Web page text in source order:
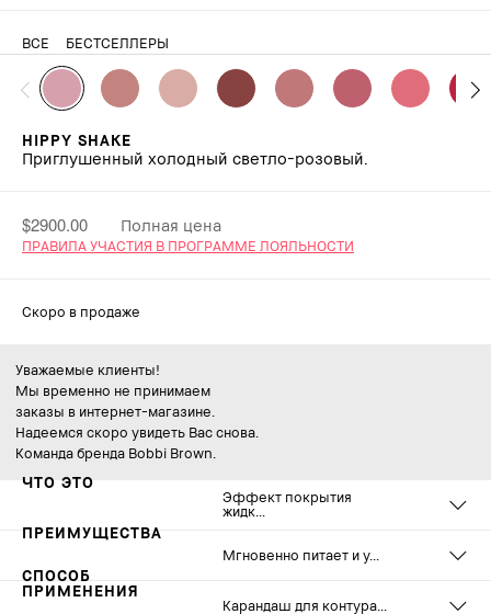
ВСЕ БЕСТСЕЛЛЕРЫ
HIPPY SHAKE
Приглушенный холодный светло-розовый.
$2900.00 Полная цена
ПРАВИЛА УЧАСТИЯ В ПРОГРАММЕ ЛОЯЛЬНОСТИ
Скоро в продаже
Уважаемые клиенты!
Мы временно не принимаем
заказы в интернет-магазине.
Надеемся скоро увидеть Вас снова.
Команда бренда Bobbi Brown.
ЧТО ЭТО
Эффект покрытия
жидк...
Эффект покрытия жидкой помады, комфортная формула
бальзама и объемное сияние блеска для губ в одном средстве.
Смягчающая формула с комплексом из фруктовых экстрактов
клюквы, малины и черники создает плотное покрытие и
ПРЕИМУЩЕСТВА
Мгновенно питает и у...
Мгновенно питает и увлажняет кожу губ.
СПОСОБ
ПРИМЕНЕНИЯ
Карандаш для контура...